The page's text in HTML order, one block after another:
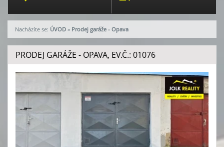
Nacházíte se: ÚVOD » Prodej garáže - Opava
PRODEJ GARÁŽE - OPAVA, EV.Č.: 01076